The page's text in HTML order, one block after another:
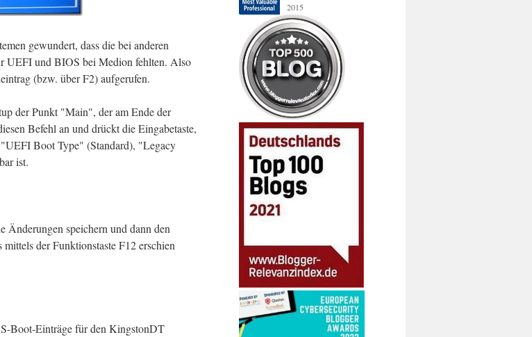
gewundert, dass die bei anderen
UEFI und BIOS bei Medion fehlten. Also
(bzw. über F2) aufgerufen.
der Punkt "Main", der am Ende der
Befehl an und drückt die Eingabetaste,
Boot Type" (Standard), "Legacy
ist.
speichern und dann den
der Funktionstaste F12 erschien
Boot-Einträge für den KingstonDT
2015